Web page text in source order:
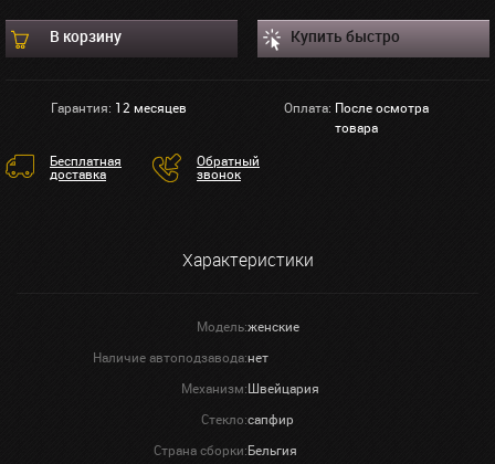
В корзину Купить быстро
Гарантия: 12 месяцев Оплата: После осмотра
товара
Бесплатная
доставка
Обратный
звонок
Характеристики
Модель:женские
Наличие автоподзавода:нет
Механизм:Швейцария
Стекло:сапфир
Страна сборки:Бельгия